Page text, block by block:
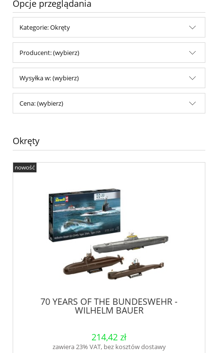
Opcje przeglądania
Kategorie: Okręty
Producent: (wybierz)
Wysyłka w: (wybierz)
Cena: (wybierz)
Okręty
70 YEARS OF THE BUNDESWEHR -
WILHELM BAUER
214,42 zł
zawiera 23% VAT, bez kosztów dostawy
nowość